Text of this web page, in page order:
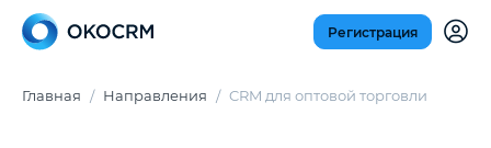
Регистрация
Главная Направления CRM для оптовой торговли